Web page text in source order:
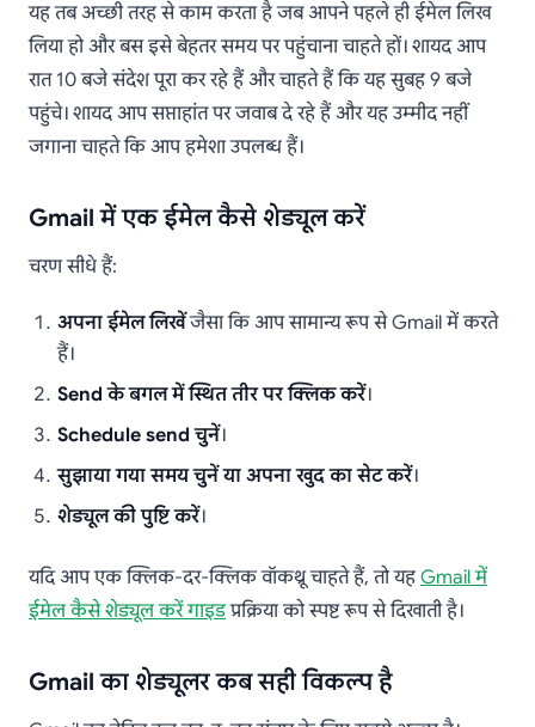
यह तब अच्छी तरह से काम करता है जब आपने पहले ही ईमेल लिख
लिया हो और बस इसे बेहतर समय पर पहुंचाना चाहते हों। शायद आप
रात 10 बजे संदेश पूरा कर रहे हैं और चाहते हैं कि यह सुबह 9 बजे
पहुंचे। शायद आप सप्ताहांत पर जवाब दे रहे हैं और यह उम्मीद नहीं
जगाना चाहते कि आप हमेशा उपलब्ध हैं।
Gmail में एक ईमेल कैसे शेड्यूल करें
चरण सीधे हैं:
अपना ईमेल लिखेंजैसा कि आप सामान्य रूप से Gmail में करते
हैं।
Send के बगल में स्थित तीर पर क्लिक करें।
Schedule send चुनें।
सुझाया गया समय चुनें या अपना खुद का सेट करें।
शेड्यूल की पुष्टि करें।
यदि आप एक क्लिक-दर-क्लिक वॉकथ्रू चाहते हैं, तो यह Gmail में
ईमेल कैसे शेड्यूल करें गाइडप्रक्रिया को स्पष्ट रूप से दिखाती है।
Gmail का शेड्यूलर कब सही विकल्प है